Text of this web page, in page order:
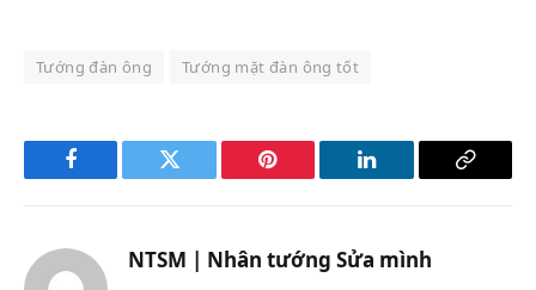
Tướng đàn ông Tướng mặt đàn ông tốt
Facebook Twitter Pinterest LinkedIn
Copy
NTSM | Nhân tướng Sửa mình